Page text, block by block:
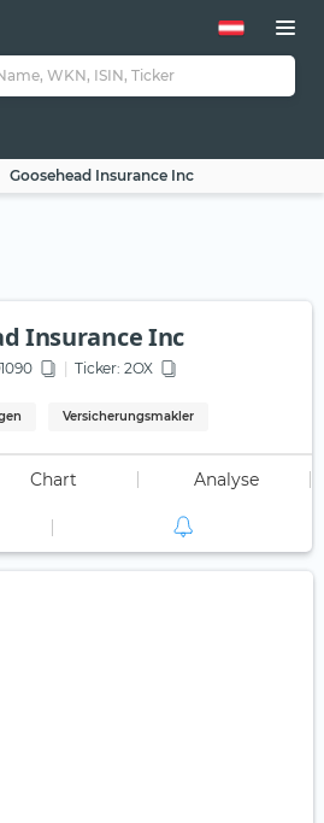
Goosehead Insurance Inc
Insurance Inc
Ticker: 2OX
Versicherungsmakler
Chart Analyse